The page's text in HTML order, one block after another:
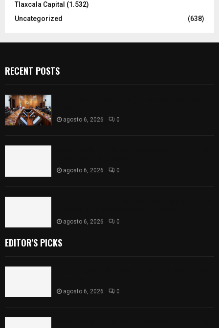
Tlaxcala Capital (1.532)
Uncategorized
(638)
RECENT POSTS
agosto 6, 2026 0
agosto 6, 2026 0
agosto 6, 2026 0
EDITOR'S PICKS
agosto 6, 2026 0